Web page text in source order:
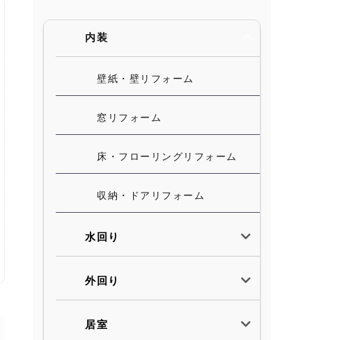
内装
壁紙・壁リフォーム
窓リフォーム
床・フローリングリフォーム
収納・ドアリフォーム
水回り
外回り
居室